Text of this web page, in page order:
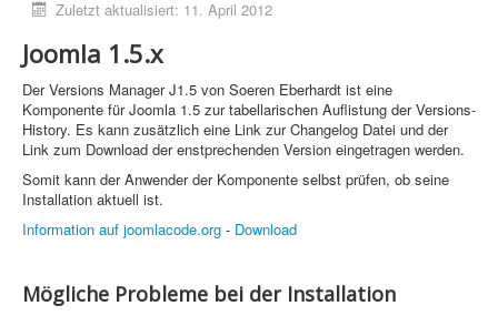
Home
PovRay
PHP
Webdesign
JavaScript
Zuletzt aktualisiert: 11. April 2012
Joomla 1.5.x
Der Versions Manager J1.5 von Soeren Eberhardt ist eine
Komponente für Joomla 1.5 zur tabellarischen Auflistung der Versions-
History. Es kann zusätzlich eine Link zur Changelog Datei und der
Link zum Download der enstprechenden Version eingetragen werden.
Somit kann der Anwender der Komponente selbst prüfen, ob seine
Installation aktuell ist.
Information auf joomlacode.org - Download
Mögliche Probleme bei der Installation